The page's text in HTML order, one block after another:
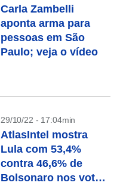
Carla Zambelli
aponta arma para
pessoas em São
Paulo; veja o vídeo
29/10/22 - 17:04min
AtlasIntel mostra
Lula com 53,4%
contra 46,6% de
Bolsonaro nos votos